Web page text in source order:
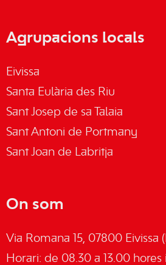
Agrupacions locals
Eivissa
Santa Eulària des Riu
Sant Josep de sa Talaia
Sant Antoni de Portmany
Sant Joan de Labritja
On som
Via Romana 15, 07800 Eivissa
Horari: de 08.30 a 13.00 hores